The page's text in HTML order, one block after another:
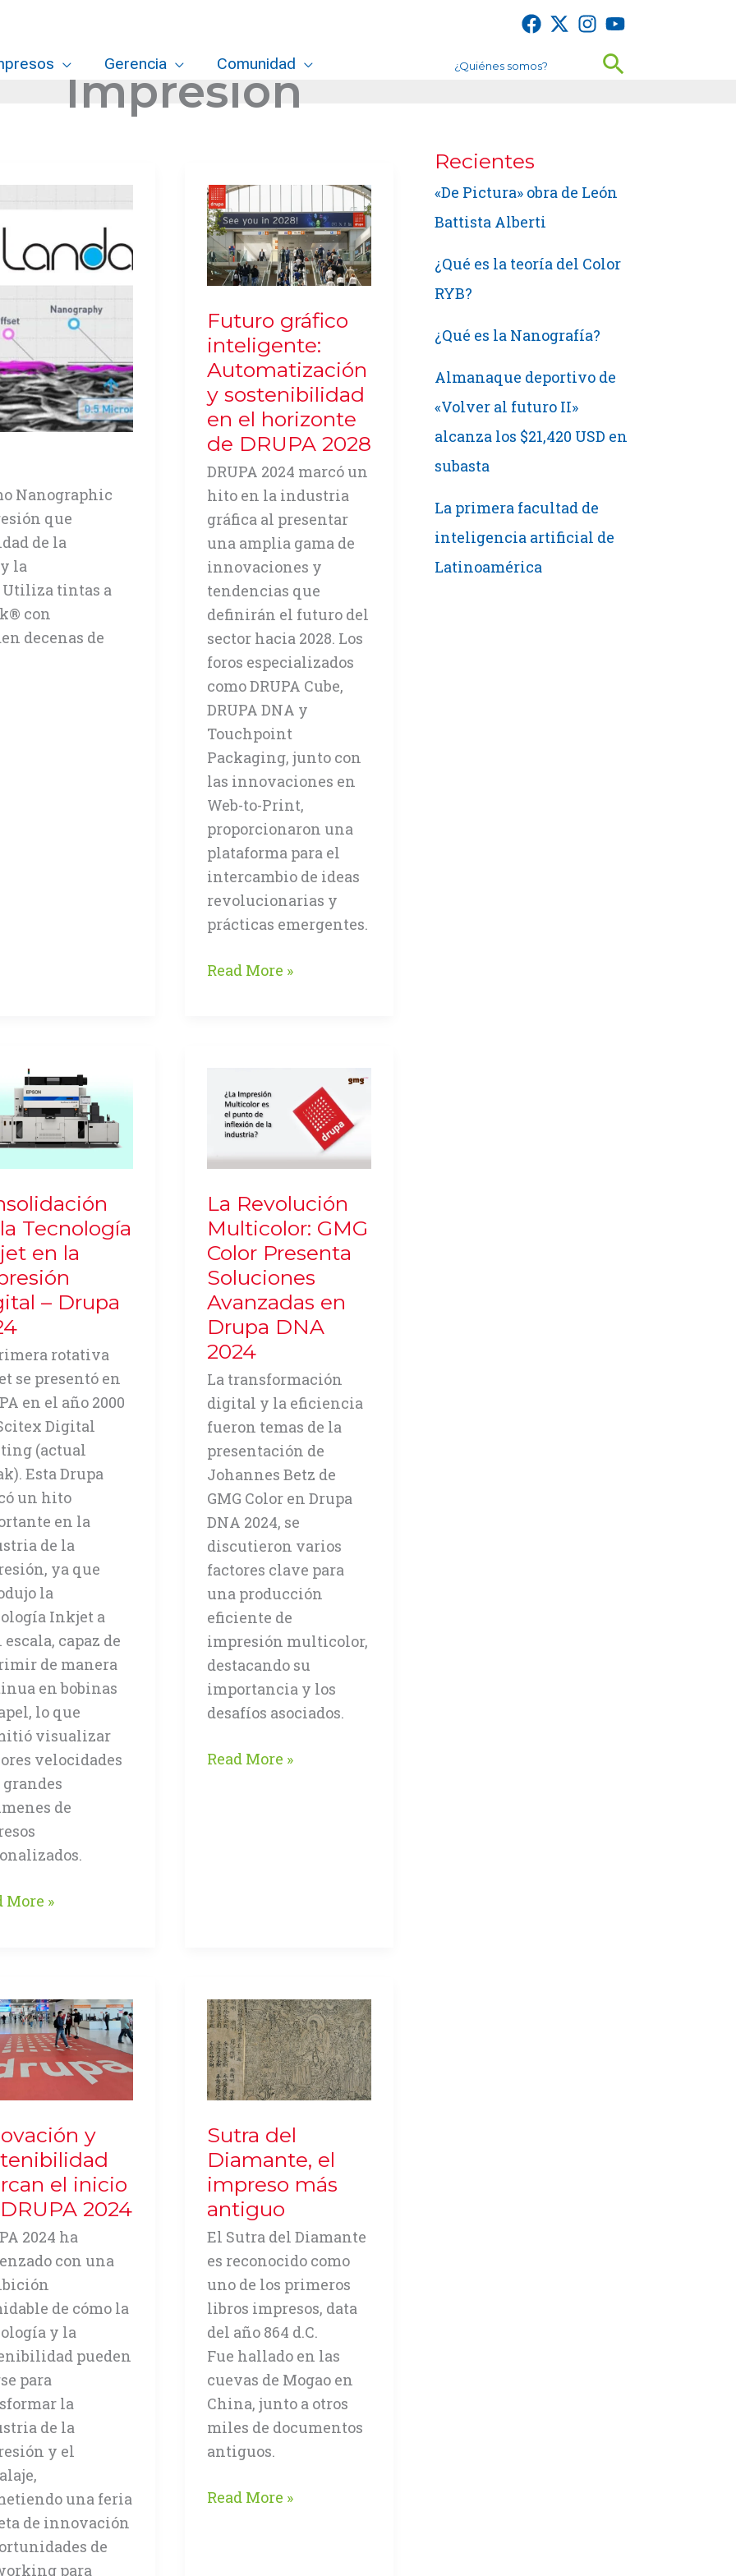
Gerencia Comunidad ¿Quiénes somos? Buscar
Impresión
Nanographic
que
de la
la
Utiliza tintas a
con
decenas de
Futuro gráfico
inteligente:
Automatización
y sostenibilidad
en el horizonte
de DRUPA 2028
DRUPA 2024 marcó un
hito en la industria
gráfica al presentar
una amplia gama de
innovaciones y
tendencias que
definirán el futuro del
sector hacia 2028. Los
foros especializados
como DRUPA Cube,
DRUPA DNA y
Touchpoint
Packaging, junto con
las innovaciones en
Web-to-Print,
proporcionaron una
plataforma para el
intercambio de ideas
revolucionarias y
prácticas emergentes.
Futuro
sostenibilidad
en
horizonte
DRUPA
2028
Read More »
Tecnología
en la
– Drupa
rotativa
se presentó en
en el año 2000
Digital
(actual
Esta Drupa
un hito
en la
de la
ya que
la
Inkjet a
capaz de
de manera
en bobinas
lo que
visualizar
velocidades
grandes
de
More »
La Revolución
Multicolor: GMG
Color Presenta
Soluciones
Avanzadas en
Drupa DNA
2024
La transformación
digital y la eficiencia
fueron temas de la
presentación de
Johannes Betz de
GMG Color en Drupa
DNA 2024, se
discutieron varios
factores clave para
una producción
eficiente de
impresión multicolor,
destacando su
importancia y los
desafíos asociados.
La
DNA
2024
Read More »
y
el inicio
2024
2024 ha
con una
de cómo la
y la
pueden
para
la
de la
y el
una feria
de innovación
de
para
Sutra del
Diamante, el
impreso más
antiguo
El Sutra del Diamante
es reconocido como
uno de los primeros
libros impresos, data
del año 864 d.C.
Fue hallado en las
cuevas de Mogao en
China, junto a otros
miles de documentos
antiguos.
Sutra
Read More »
Recientes
«De Pictura» obra de León
Battista Alberti
¿Qué es la teoría del Color
RYB?
¿Qué es la Nanografía?
Almanaque deportivo de
«Volver al futuro II»
alcanza los $21,420 USD en
subasta
La primera facultad de
inteligencia artificial de
Latinoamérica